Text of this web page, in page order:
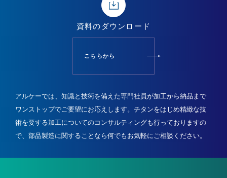
資料の ダウンロード
こちらから
アルケーでは、知識と技術を備えた専門社員が加工から納品まで
ワンストップでご要望にお応えします。チタンをはじめ精緻な技
術を要する加工についてのコンサルティングも行っておりますの
で、部品製造に関することなら何でもお気軽にご相談ください。